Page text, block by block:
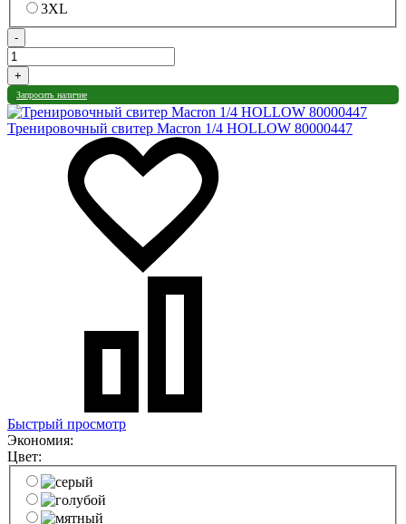
3XL
-
+
Запросить наличие
Тренировочный свитер Macron 1/4 HOLLOW 80000447
Быстрый просмотр
Экономия:
Цвет: